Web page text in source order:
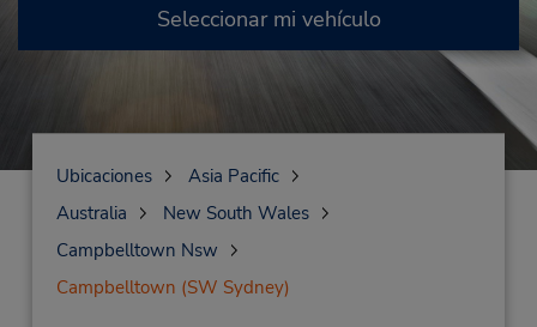
Seleccionar mi vehículo
Ubicaciones
Asia Pacific
Australia
New South Wales
Campbelltown Nsw
Campbelltown (SW Sydney)